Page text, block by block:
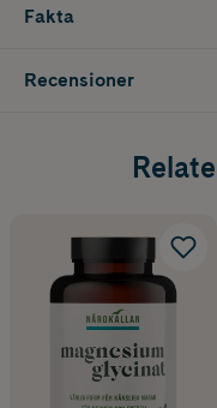
Fakta
Recensioner